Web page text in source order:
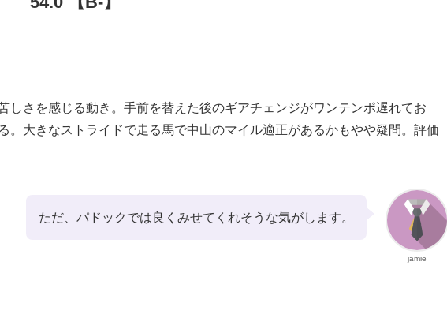
しさを感じる動き。手前を替えた後のギアチェンジがワンテンポ遅れてお
。大きなストライドで走る馬で中山のマイル適正があるかもやや疑問。評価
jamie
ただ、パドックでは良くみせてくれそうな気がします。